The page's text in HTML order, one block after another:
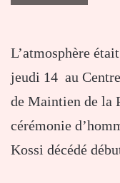
L’atmosphère
jeudi 14 au
de Maintien de la
cérémonie
Kossi décédé